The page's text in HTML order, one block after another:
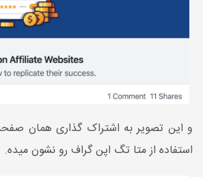
و این تصویر به اشتراک گذاری همان
استفاده از متا تگ اپن گراف رو نشون میده.